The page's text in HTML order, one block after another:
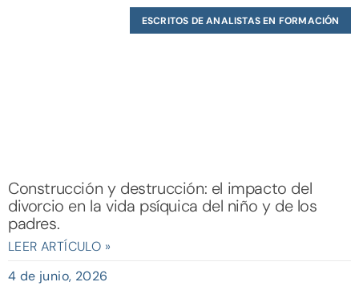
ESCRITOS DE ANALISTAS EN FORMACIÓN
Construcción y destrucción: el impacto del
divorcio en la vida psíquica del niño y de los
padres.
LEER ARTÍCULO »
4 de junio, 2026